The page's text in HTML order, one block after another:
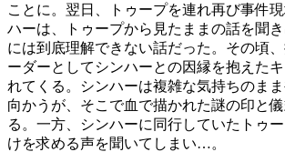
ことに。翌日、トゥープを連れ再び事件
ハーは、トゥープから見たままの話を聞
には到底理解できない話だった。その頃
ーダーとしてシンハーとの因縁を抱えた
れてくる。シンハーは複雑な気持ちのま
向かうが、そこで血で描かれた謎の印と
る。一方、シンハーに同行していたトゥ
けを求める声を聞いてしまい…。